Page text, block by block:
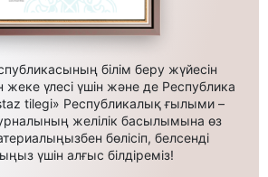
білім беру жүйесін
жеке үлесі үшін және де Республика
tilegi» Республикалық ғылыми –
желілік басылымына өз
бөлісіп, белсенді
үшін алғыс білдіреміз!